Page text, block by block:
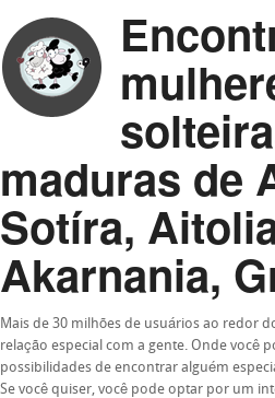
maduras de
Sotíra,
Akarnania,
Mais de 30 milhões de usuários ao redor
relação especial com a gente. Onde você
possibilidades de encontrar alguém
Se você quiser, você pode optar por um